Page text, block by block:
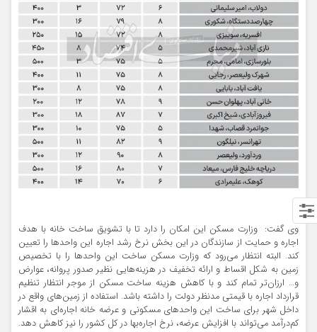
وی گفت: ‌‌ وزارت مسکن این امکان را دارد تا با تشویق ساخت خانه با هدف
اجاره و حمایت از سازندگان در این بخش نرخ رشد اجاره این واحدها را تعیین
کند. البته انتظار می‌رود که وزارت مسکن ساخت این واحدها را با تخصیص
زمین به شکل اقساط و ارائه تخفیف در هزینه‌‌هایی نظیر صدور پروانه، عوارض
و… ارزان‌‌تر تمام کند و با کاهش هزینه ساخت مسکن از موجر انتظار تنظیم
قرارداد اجاره با قیمتی مدنظر دولت را داشته باشد. استفاده از زمین‌‌های واقع در
داخل شهر برای ساخت این واحدهای مسکونی و عرضه خانه اجاره‌‌ای به اقشار
کم‌درآمد می‌تواند با افزایش عرضه، نرخ اجاره‌‌بها در کل کشور را نیز کاهش دهد.